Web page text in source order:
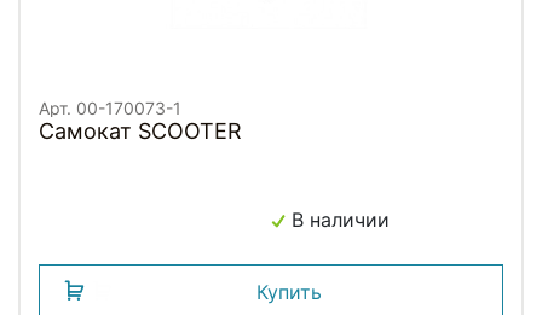
Арт. 00-170073-1
Самокат SCOOTER
В наличии
Купить